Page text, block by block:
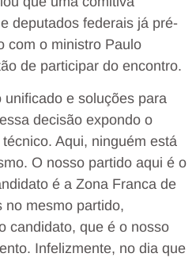
deputados federais já pré-
com o ministro Paulo
de participar do encontro.
unificado e soluções para
decisão expondo o
Aqui, ninguém está
O nosso partido aqui é o
é a Zona Franca de
no mesmo partido,
candidato, que é o nosso
Infelizmente, no dia que